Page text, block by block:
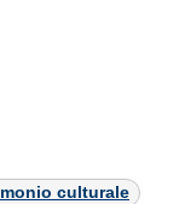
culturale